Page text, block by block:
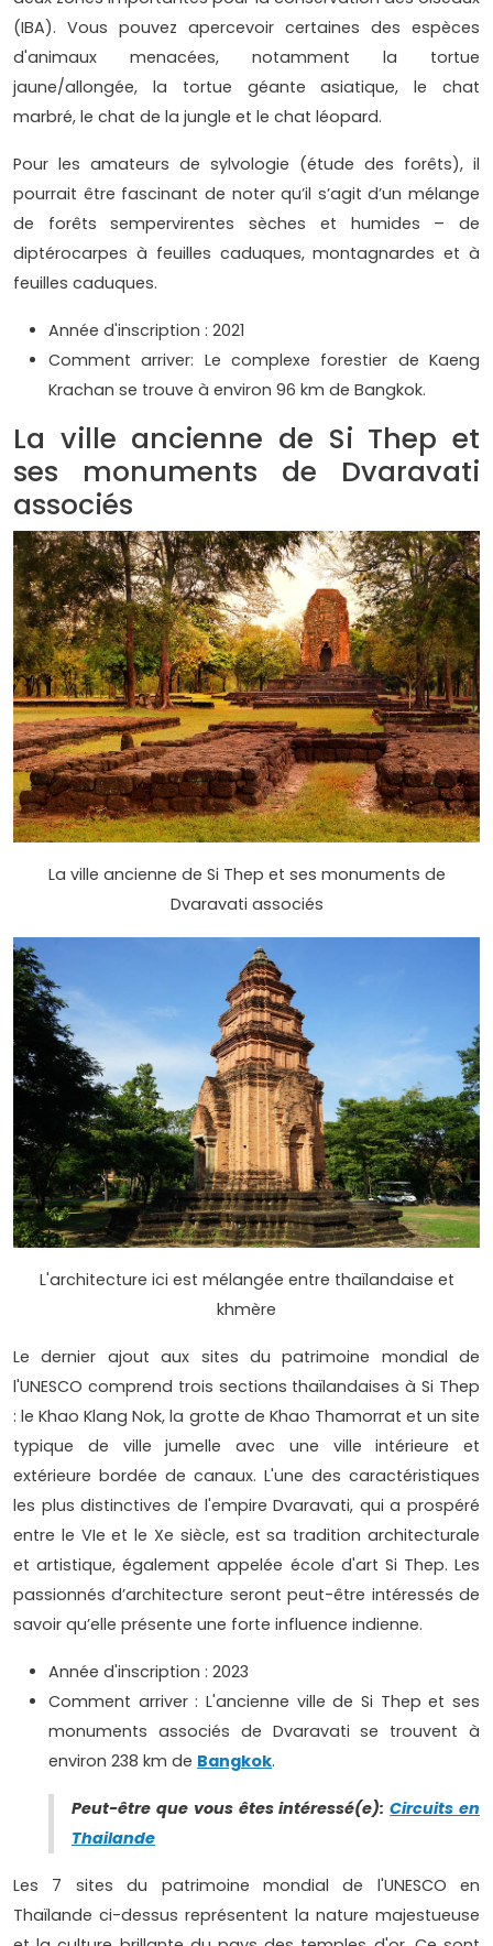
(IBA). Vous pouvez apercevoir certaines des espèces
d'animaux menacées, notamment la tortue
jaune/allongée, la tortue géante asiatique, le chat
marbré, le chat de la jungle et le chat léopard.
Pour les amateurs de sylvologie (étude des forêts), il
pourrait être fascinant de noter qu’il s’agit d’un mélange
de forêts sempervirentes sèches et humides – de
diptérocarpes à feuilles caduques, montagnardes et à
feuilles caduques.
Année d'inscription : 2021
Comment arriver: Le complexe forestier de Kaeng
Krachan se trouve à environ 96 km de Bangkok.
La ville ancienne de Si Thep et
ses monuments de Dvaravati
associés
La ville ancienne de Si Thep et ses monuments de
Dvaravati associés
L'architecture ici est mélangée entre thaïlandaise et
khmère
Le dernier ajout aux sites du patrimoine mondial de
l'UNESCO comprend trois sections thaïlandaises à Si Thep
: le Khao Klang Nok, la grotte de Khao Thamorrat et un site
typique de ville jumelle avec une ville intérieure et
extérieure bordée de canaux. L'une des caractéristiques
les plus distinctives de l'empire Dvaravati, qui a prospéré
entre le VIe et le Xe siècle, est sa tradition architecturale
et artistique, également appelée école d'art Si Thep. Les
passionnés d’architecture seront peut-être intéressés de
savoir qu’elle présente une forte influence indienne.
Année d'inscription : 2023
Comment arriver : L'ancienne ville de Si Thep et ses
monuments associés de Dvaravati se trouvent à
environ 238 km de Bangkok.
Peut-être que vous êtes intéressé(e):Circuits en
Thailande
Les 7 sites du patrimoine mondial de l'UNESCO en
Thaïlande ci-dessus représentent la nature majestueuse